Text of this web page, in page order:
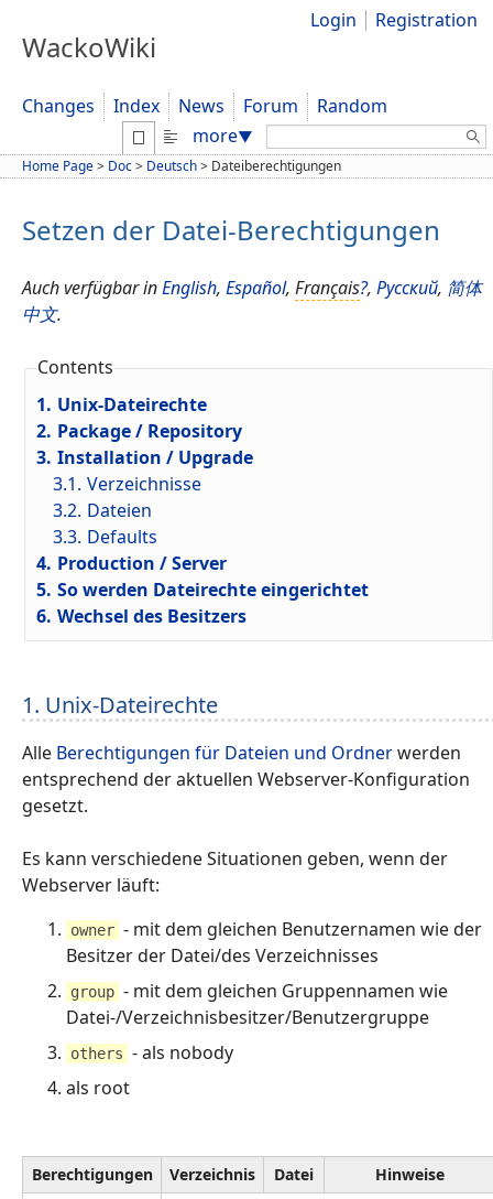
WackoWiki
Login Registration
Changes Index News Forum
Random
more▼ Search:
Home Page> Doc> Deutsch> Dateiberechtigungen
Setzen der Datei-Berechtigungen
Auch verfügbar inEnglish, Español, Français?, Русский, 简体
中文.
Contents
1. Unix-Dateirechte
2. Package / Repository
3. Installation / Upgrade
3.1. Verzeichnisse
3.2. Dateien
3.3. Defaults
4. Production / Server
5. So werden Dateirechte eingerichtet
6. Wechsel des Besitzers
1. Unix-Dateirechte
Alle Berechtigungen für Dateien und Ordnerwerden
entsprechend der aktuellen Webserver-Konfiguration
gesetzt.
Es kann verschiedene Situationen geben, wenn der
Webserver läuft:
owner - mit dem gleichen Benutzernamen wie der
Besitzer der Datei/des Verzeichnisses
group - mit dem gleichen Gruppennamen wie
Datei-/Verzeichnisbesitzer/Benutzergruppe
others - als nobody
als root
Berechtigungen Verzeichnis Datei
Hinweise